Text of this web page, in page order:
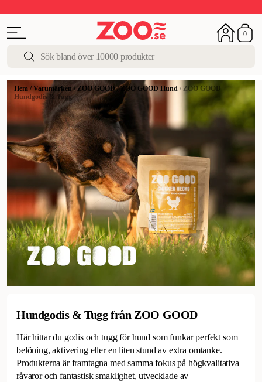
0
Hem /Varumärken /ZOO GOOD/ZOO GOOD Hund /ZOO GOOD
Hundgodis & Tugg
Hundgodis & Tugg från ZOO GOOD
Här hittar du godis och tugg för hund som funkar perfekt som
belöning, aktivering eller en liten stund av extra omtanke.
Produkterna är framtagna med samma fokus på högkvalitativa
råvaror och fantastisk smaklighet, utvecklade av